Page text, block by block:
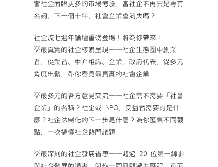
當社企面臨更多的市場考驗、當社企不再只是專有
名詞，下一個十年，社會企業會消失嗎？
社企流七週年論壇重磅登場！將為你帶來：
💡最真實的社企樣貌呈現——社企生態圈中創業
者、從業者、中介組織、企業、政府代表，從多元
角度出發，帶你看見最真實的社會企業
💡最多元的各方意見交流——社企需不需要「社會
企業」的名稱？社企或 NPO，受益者需要的是什
麼？社企法制化的下一步是什麼？為你匯集不同觀
點、一次搞懂社企熱門議題
💡最深刻的社企發展省思——超過 20 位第一線參